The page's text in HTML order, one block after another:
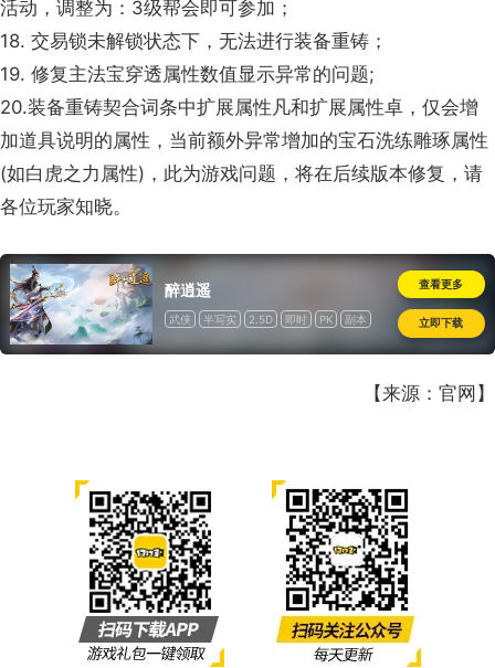
活动，调整为：3级帮会即可参加；
18. 交易锁未解锁状态下，无法进行装备重铸；
19. 修复主法宝穿透属性数值显示异常的问题;
20.装备重铸契合词条中扩展属性凡和扩展属性卓，仅会增
加道具说明的属性，当前额外异常增加的宝石洗练雕琢属性
(如白虎之力属性)，此为游戏问题，将在后续版本修复，请
各位玩家知晓。
醉逍遥
武侠 半写实 2.5D 即时 PK
副本
查看更多
立即下载
【来源：官网】